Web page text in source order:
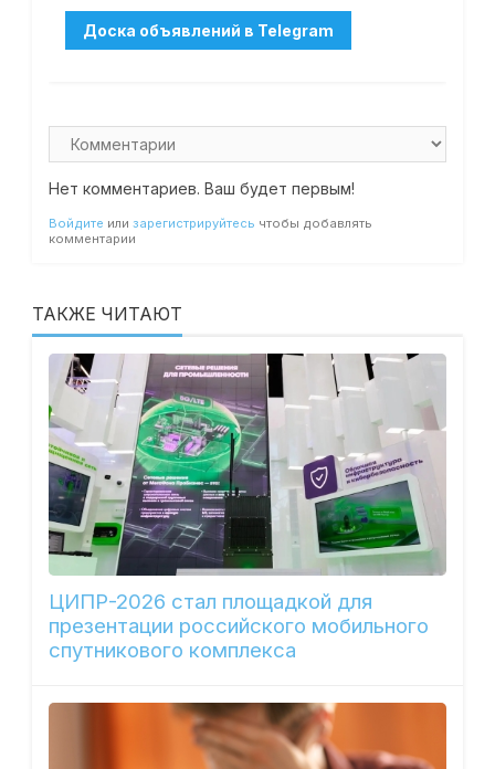
Нет комментариев. Ваш будет первым!
Войдите или зарегистрируйтесь чтобы добавлять
комментарии
ТАКЖЕ ЧИТАЮТ
ЦИПР-2026 стал площадкой для
презентации российского мобильного
спутникового комплекса